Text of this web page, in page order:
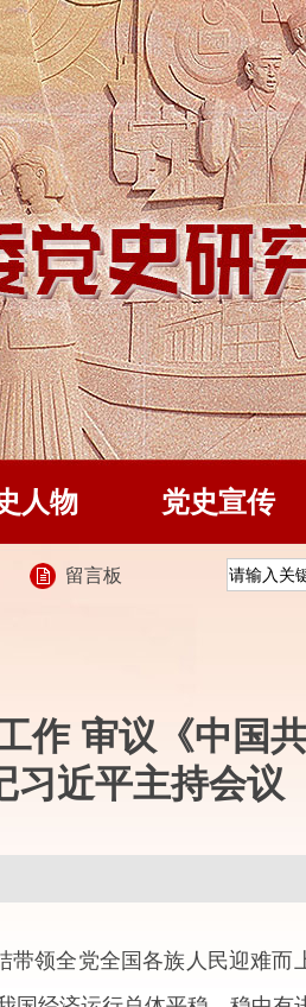
人物 党史宣传
留言板
作 审议《中国
习近平主持会议
领全党全国各族人民迎难而